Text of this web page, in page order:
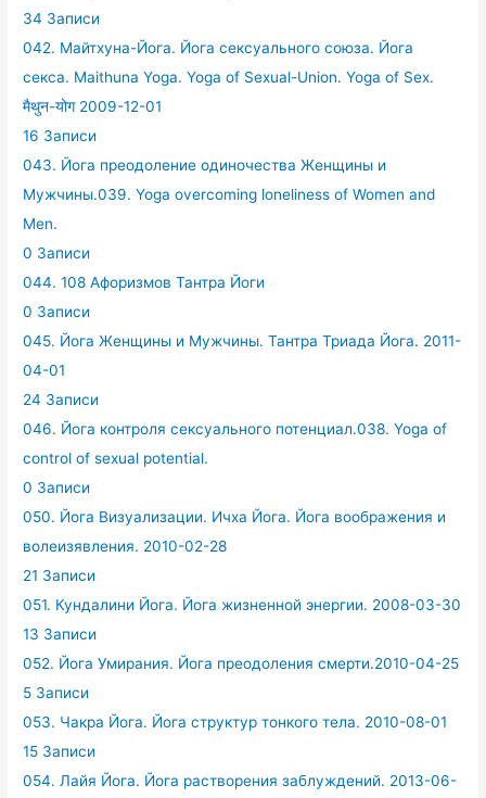
34 Записи
042. Майтхуна-Йога. Йога сексуального союза. Йога
секса. Maithuna Yoga. Yoga of Sexual-Union. Yoga of Sex.
मैथुन-योग 2009-12-01
16 Записи
043. Йога преодоление одиночества Женщины и
Мужчины.039. Yoga overcoming loneliness of Women and
Men.
0 Записи
044. 108 Афоризмов Тантра Йоги
0 Записи
045. Йога Женщины и Мужчины. Тантра Триада Йога. 2011-
04-01
24 Записи
046. Йога контроля сексуального потенциал.038. Yoga of
control of sexual potential.
0 Записи
050. Йога Визуализации. Ичха Йога. Йога воображения и
волеизявления. 2010-02-28
21 Записи
051. Кундалини Йога. Йога жизненной энергии. 2008-03-30
13 Записи
052. Йога Умирания. Йога преодоления смерти.2010-04-25
5 Записи
053. Чакра Йога. Йога структур тонкого тела. 2010-08-01
15 Записи
054. Лайя Йога. Йога растворения заблуждений. 2013-06-